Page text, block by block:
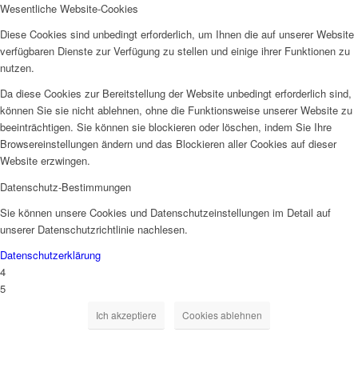
Wesentliche Website-Cookies
Diese Cookies sind unbedingt erforderlich, um Ihnen die auf unserer Website
verfügbaren Dienste zur Verfügung zu stellen und einige ihrer Funktionen zu
nutzen.
Da diese Cookies zur Bereitstellung der Website unbedingt erforderlich sind,
können Sie sie nicht ablehnen, ohne die Funktionsweise unserer Website zu
beeinträchtigen. Sie können sie blockieren oder löschen, indem Sie Ihre
Browsereinstellungen ändern und das Blockieren aller Cookies auf dieser
Website erzwingen.
Datenschutz-Bestimmungen
Sie können unsere Cookies und Datenschutzeinstellungen im Detail auf
unserer Datenschutzrichtlinie nachlesen.
Datenschutzerklärung
4
5
Ich akzeptiere Cookies ablehnen